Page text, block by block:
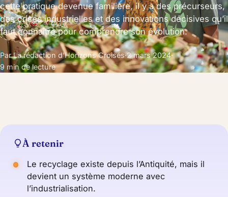
cette pratique devenue familière, il y a des précurseurs,
des crises industrielles et des innovations décisives qu’il
faut connaître pour comprendre son évolution.
Par La rédaction d’Horizons Croisés·2 mars 2024·
9 min de lecture
À retenir
Le recyclage existe depuis l’Antiquité, mais il
devient un système moderne avec
l’industrialisation.